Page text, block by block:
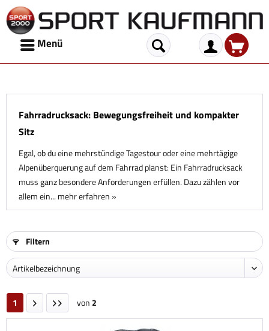
Menü
Fahrradrucksack: Bewegungsfreiheit und kompakter
Sitz
Egal, ob du eine mehrstündige Tagestour oder eine mehrtägige
Alpenüberquerung auf dem Fahrrad planst: Ein Fahrradrucksack
muss ganz besondere Anforderungen erfüllen. Dazu zählen vor
allem ein... mehr erfahren »
Filtern
1 von 2